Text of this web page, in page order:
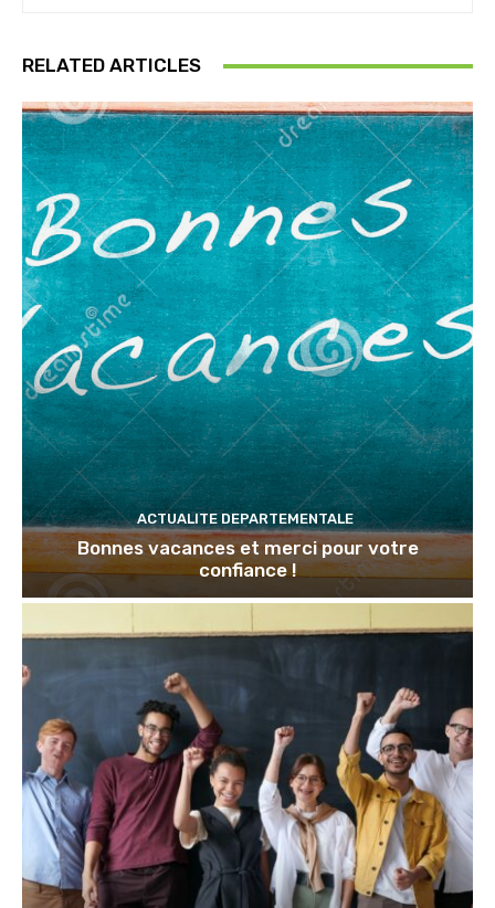
RELATED ARTICLES
ACTUALITE DEPARTEMENTALE
Bonnes vacances et merci pour votre
confiance !